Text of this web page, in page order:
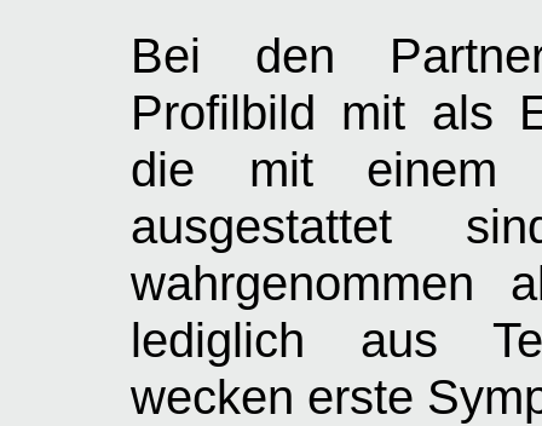
Bei den
Profilbild mit als
die mit einem
ausgestattet
wahrgenommen
lediglich aus
wecken erste